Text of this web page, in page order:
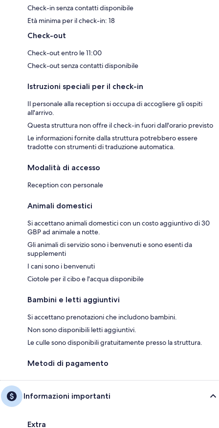
Check-in senza contatti disponibile
Età minima per il check-in: 18
Check-out
Check-out entro le 11:00
Check-out senza contatti disponibile
Istruzioni speciali per il check-in
Il personale alla reception si occupa di accogliere gli ospiti
all'arrivo.
Questa struttura non offre il check-in fuori dall'orario previsto
Le informazioni fornite dalla struttura potrebbero essere
tradotte con strumenti di traduzione automatica.
Modalità di accesso
Reception con personale
Animali domestici
Si accettano animali domestici con un costo aggiuntivo di 30
GBP ad animale a notte.
Gli animali di servizio sono i benvenuti e sono esenti da
supplementi
I cani sono i benvenuti
Ciotole per il cibo e l'acqua disponibile
Bambini e letti aggiuntivi
Si accettano prenotazioni che includono bambini.
Non sono disponibili letti aggiuntivi.
Le culle sono disponibili gratuitamente presso la struttura.
Metodi di pagamento
Informazioni importanti
Extra